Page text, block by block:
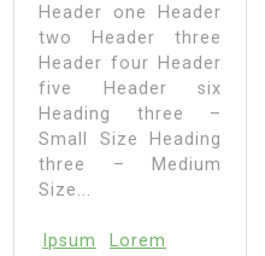
Header one Header
two Header three
Header four Header
five Header six
Heading three –
Small Size Heading
three – Medium
Size...
Ipsum Lorem